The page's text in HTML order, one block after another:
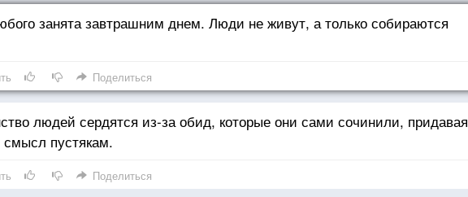
занята завтрашним днем. Люди не живут, а только собираются
Поделиться
людей сердятся из-за обид, которые они сами сочинили, придавая
смысл пустякам.
Поделиться